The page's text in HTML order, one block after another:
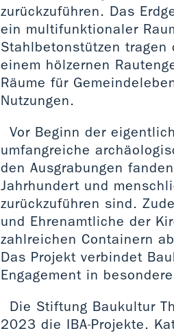
zurückzuführen. Das
ein multifunktionaler
Stahlbetonstützen tragen
einem hölzernen
Räume für
Nutzungen.
Vor Beginn der
umfangreiche
den Ausgrabungen
Jahrhundert und
zurückzuführen sind.
und Ehrenamtliche der
zahlreichen Containern
Das Projekt verbindet
Engagement in
Die Stiftung Baukultur
2023 die IBA-Projekte.